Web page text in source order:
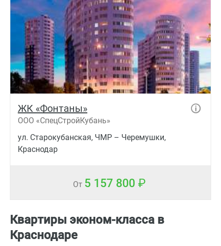
ЖК «Фонтаны»
ООО «СпецСтройКубань»
ул. Старокубанская, ЧМР – Черемушки,
Краснодар
От 5 157 800
Квартиры эконом-класса в
Краснодаре